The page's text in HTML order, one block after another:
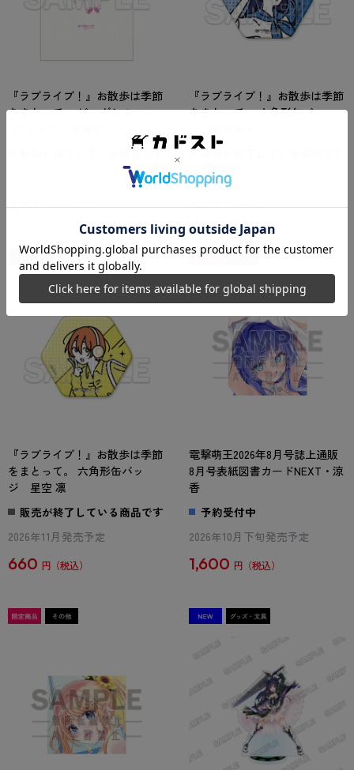
『ラブライブ！』お散歩は季節
をまとって。 ビッグシルエッ
販売が終了している商品です
3,190 円
『ラブライブ！』お散歩は季節
をまとって。 六角形缶バッ
販売が終了している商品です
2026年11月発売予定
660 円
『ラブライブ！』お散歩は季節
をまとって。 六角形缶バッ
ジ 星空 凛
販売が終了している商品です
2026年11月発売予定
660 円
電撃萌王2026年8月号誌上通販
8月号表紙図書カードNEXT・涼
香
予約受付中
2026年10月下旬発売予定
1,600 円